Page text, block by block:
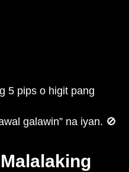
5 pips o higit pang
galawin” na iyan. 🚫